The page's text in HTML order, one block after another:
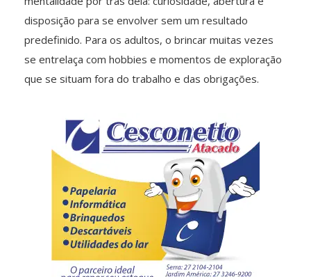
disposição para se envolver sem um resultado
predefinido. Para os adultos, o brincar muitas vezes
se entrelaça com hobbies e momentos de exploração
que se situam fora do trabalho e das obrigações.